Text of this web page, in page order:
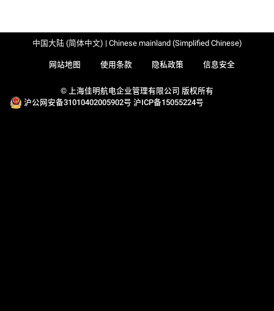
© 上海佳明航电企业管理有限公司 版权所有
沪公网安备31010402005902号 沪ICP备15055224号
网站地图 使用条款 隐私政策 信息安全
中国大陆 (简体中文) | Chinese mainland (Simplified Chinese)